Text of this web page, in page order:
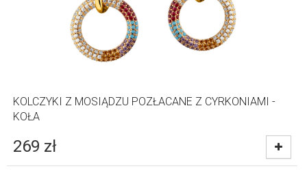
KOLCZYKI Z MOSIĄDZU POZŁACANE Z CYRKONIAMI -
KOŁA
269 zł